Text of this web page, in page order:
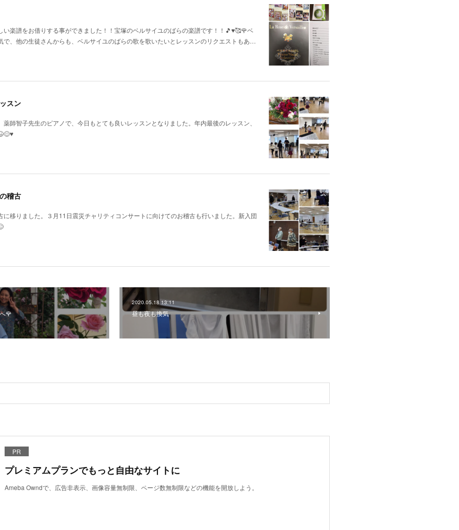
楽譜をお借りする事ができました！！宝塚のベルサイユのばらの楽譜です！！🎵♥️🥰🌹ベ
で、他の生徒さんからも、ベルサイユのばらの歌を歌いたいとレッスンのリクエストもあ…
スン
師智子先生のピアノで、今日もとても良いレッスンとなりました。年内最後のレッスン、
稽古
移りました。３月11日震災チャリティコンサートに向けてのお稽古も行いました。新入団
🌹
2020.05.18 13:11
昼も夜も換気
PR
プレミアムプランでもっと自由なサイトに
Ameba Owndで、広告非表示、画像容量無制限、ページ数無制限などの機能を開放しよう。